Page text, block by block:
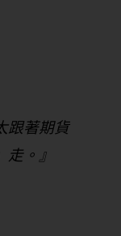
跟著期貨
。』